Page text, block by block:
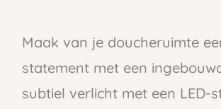
Maak van je doucheruimte
statement met een
subtiel verlicht met een LED-